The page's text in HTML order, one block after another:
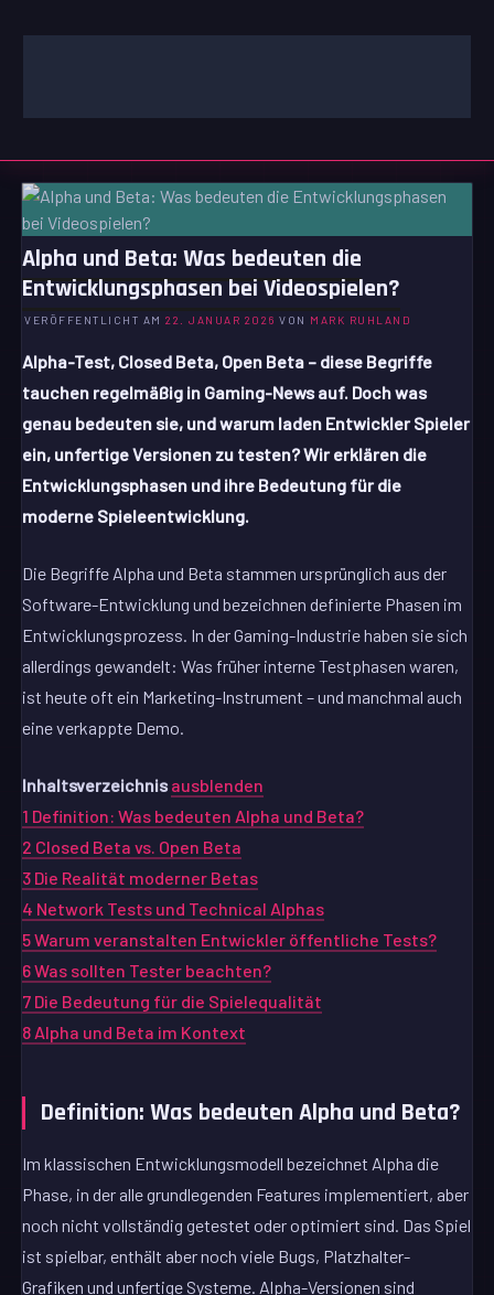
Inhalt
Alpha und Beta: Was bedeuten die
Entwicklungsphasen bei Videospielen?
VERÖFFENTLICHT AM22. JANUAR 2026 VON MARK RUHLAND
Alpha-Test, Closed Beta, Open Beta – diese Begriffe
tauchen regelmäßig in Gaming-News auf. Doch was
genau bedeuten sie, und warum laden Entwickler Spieler
ein, unfertige Versionen zu testen? Wir erklären die
Entwicklungsphasen und ihre Bedeutung für die
moderne Spieleentwicklung.
Die Begriffe Alpha und Beta stammen ursprünglich aus der
Software-Entwicklung und bezeichnen definierte Phasen im
Entwicklungsprozess. In der Gaming-Industrie haben sie sich
allerdings gewandelt: Was früher interne Testphasen waren,
ist heute oft ein Marketing-Instrument – und manchmal auch
eine verkappte Demo.
Inhaltsverzeichnis ausblenden
1 Definition: Was bedeuten Alpha und Beta?
2 Closed Beta vs. Open Beta
3 Die Realität moderner Betas
4 Network Tests und Technical Alphas
5Warum veranstalten Entwickler öffentliche Tests?
6Was sollten Tester beachten?
7 Die Bedeutung für die Spielequalität
8 Alpha und Beta im Kontext
Definition: Was bedeuten Alpha und Beta?
Im klassischen Entwicklungsmodell bezeichnet Alpha die
Phase, in der alle grundlegenden Features implementiert, aber
noch nicht vollständig getestet oder optimiert sind. Das Spiel
ist spielbar, enthält aber noch viele Bugs, Platzhalter-
Grafiken und unfertige Systeme. Alpha-Versionen sind